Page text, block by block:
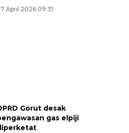
April 2026 09:31
Gorut desak
gas elpiji